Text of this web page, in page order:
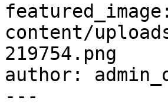
content/
219754.png
author:
---